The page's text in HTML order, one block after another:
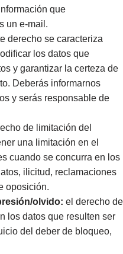
que
un e-mail.
derecho se caracteriza
los datos que
y garantizar la certeza de
Deberás informarnos
y serás responsable de
de limitación del
una limitación en el
cuando se concurra en los
ilicitud, reclamaciones
oposición.
olvido: el derecho de
los datos que resulten ser
del deber de bloqueo,